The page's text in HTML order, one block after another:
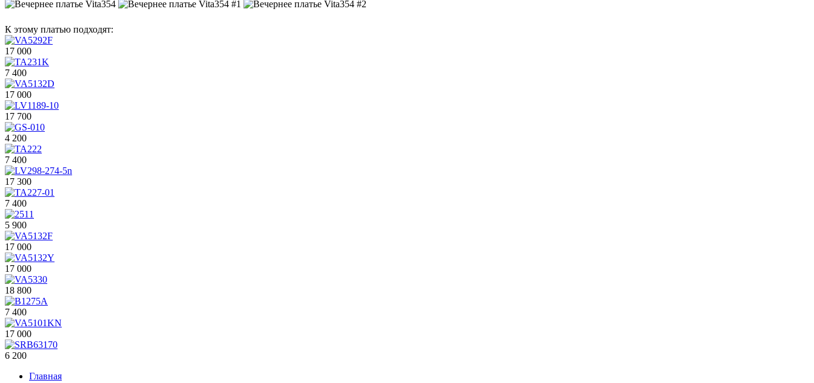
К этому платью подходят:
17 000
7 400
17 000
17 700
4 200
7 400
17 300
7 400
5 900
17 000
17 000
18 800
7 400
17 000
6 200
Главная